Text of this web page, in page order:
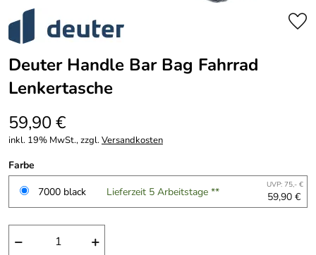
Deuter Handle Bar Bag Fahrrad
Lenkertasche
59,90 €
inkl. 19% MwSt., zzgl.Versandkosten
Farbe
7000 black
Lieferzeit 5 Arbeitstage ** UVP: 75,- €
59,90 €
− +